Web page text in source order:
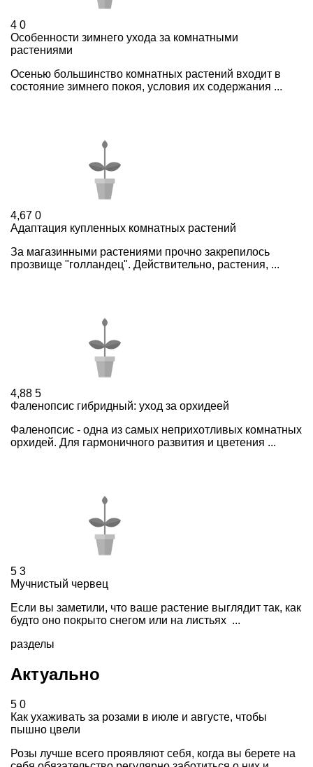
4 0
Особенности зимнего ухода за комнатными
растениями
Осенью большинство комнатных растений входит в
состояние зимнего покоя, условия их содержания ...
4,67 0
Адаптация купленных комнатных растений
За магазинными растениями прочно закрепилось
прозвище "голландец". Действительно, растения, ...
4,88 5
Фаленопсис гибридный: уход за орхидеей
Фаленопсис - одна из самых неприхотливых комнатных
орхидей. Для гармоничного развития и цветения ...
5 3
Мучнистый червец
Если вы заметили, что ваше растение выглядит так, как
будто оно покрыто снегом или на листьях ...
разделы
Актуально
5 0
Как ухаживать за розами в июле и августе, чтобы
пышно цвели
Розы лучше всего проявляют себя, когда вы берете на